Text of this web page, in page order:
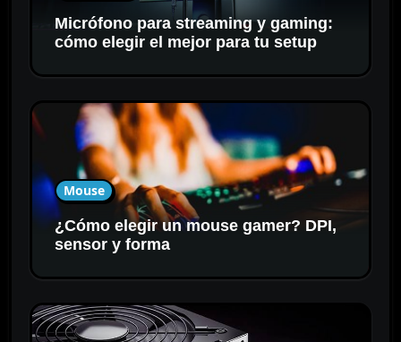
Micrófono para streaming y gaming:
cómo elegir el mejor para tu setup
Mouse
¿Cómo elegir un mouse gamer? DPI,
sensor y forma